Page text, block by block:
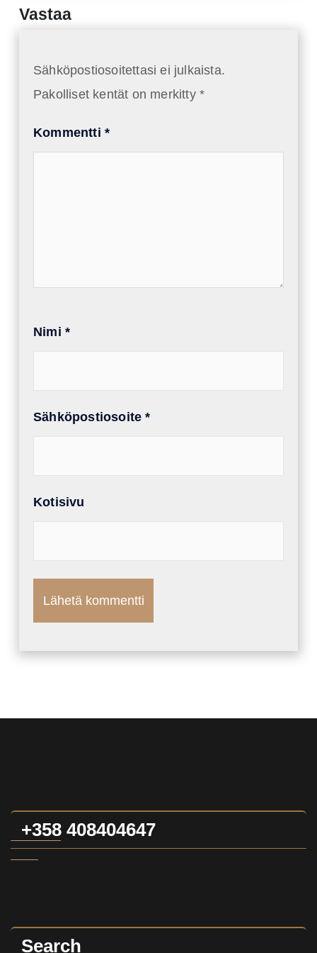
Vastaa
Sähköpostiosoitettasi ei julkaista.
Pakolliset kentät on merkitty *
Kommentti *
Nimi *
Sähköpostiosoite*
Kotisivu
+358 408404647
Search